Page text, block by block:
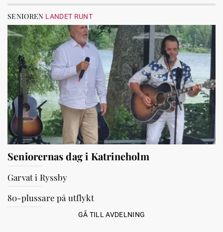
SENIOREN LANDET RUNT
Seniorernas dag i Katrineholm
Garvat i Ryssby
80-plussare på utflykt
GÅ TILL AVDELNING